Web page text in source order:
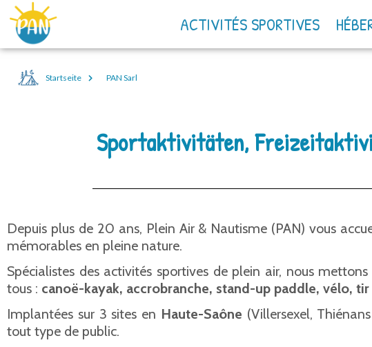
ACTIVITÉS SPORTIVES
Startseite PAN Sarl
Sportaktivitäten,
Depuis plus de 20 ans, Plein Air & Nautisme (PAN) vous
mémorables en pleine nature.
Spécialistes des activités sportives de plein air, nous
tous : canoë-kayak, accrobranche, stand-up paddle, vélo,
Implantées sur 3 sites en Haute-Saône (Villersexel,
tout type de public.